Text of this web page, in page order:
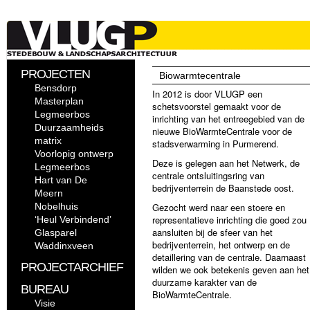
PROJECTEN
Bensdorp
Masterplan
Legmeerbos
Duurzaamheids
matrix
Voorlopig ontwerp
Legmeerbos
Hart van De
Meern
Nobelhuis
‘Heul Verbindend’
Glasparel
Waddinxveen
PROJECTARCHIEF
BUREAU
Visie
Biowarmtecentrale
In 2012 is door VLUGP een
schetsvoorstel gemaakt voor de
inrichting van het entreegebied van de
nieuwe BioWarmteCentrale voor de
stadsverwarming in Purmerend.
Deze is gelegen aan het Netwerk, de
centrale ontsluitingsring van
bedrijventerrein de Baanstede oost.
Gezocht werd naar een stoere en
representatieve inrichting die goed zou
aansluiten bij de sfeer van het
bedrijventerrein, het ontwerp en de
detaillering van de centrale. Daarnaast
wilden we ook betekenis geven aan het
duurzame karakter van de
BioWarmteCentrale.